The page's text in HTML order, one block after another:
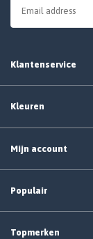
Klantenservice
Kleuren
Mijn account
Populair
Topmerken